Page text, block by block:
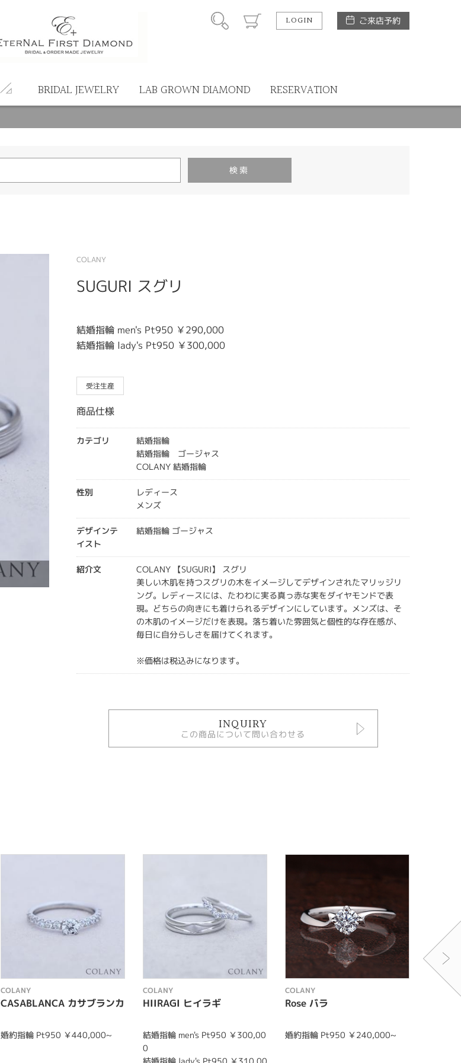
LOGIN ご来店予約
BRIDAL JEWELRY LAB GROWN DIAMOND RESERVATION
COLANY
SUGURI スグリ
結婚指輪 men's Pt950 ￥290,000
結婚指輪 lady's Pt950 ￥300,000
受注生産
商品仕様
カテゴリ
結婚指輪
結婚指輪 ゴージャス
COLANY 結婚指輪
性別
レディース
メンズ
デザインテ
イスト
結婚指輪 ゴージャス
紹介文
COLANY 【SUGURI】 スグリ
美しい木肌を持つスグリの木をイメージしてデザインされたマリッジリ
ング。レディースには、たわわに実る真っ赤な実をダイヤモンドで表
現。どちらの向きにも着けられるデザインにしています。メンズは、そ
の木肌のイメージだけを表現。落ち着いた雰囲気と個性的な存在感が、
毎日に自分らしさを届けてくれます。
※価格は税込みになります。
INQUIRY
この商品について問い合わせる
COLANY
CASABLANCA カサブランカ
婚約指輪 Pt950 ￥440,000~
COLANY
HIIRAGI ヒイラギ
結婚指輪 men's Pt950 ￥300,00
0
COLANY
Rose バラ
婚約指輪 Pt950 ￥240,000~
COLANY